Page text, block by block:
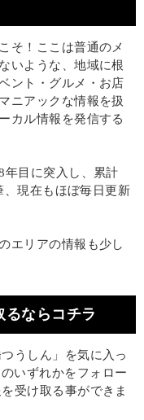
そ！ここは普通のメ
いような、地域に根
ント・グルメ・お店
ニアックな情報を扱
カル情報を発信する
年目に突入し、累計
、現在もほぼ毎日更新
エリアの情報も少し
るならコチラ
うしん」を気に入っ
いずれかをフォロー
受け取る事ができま